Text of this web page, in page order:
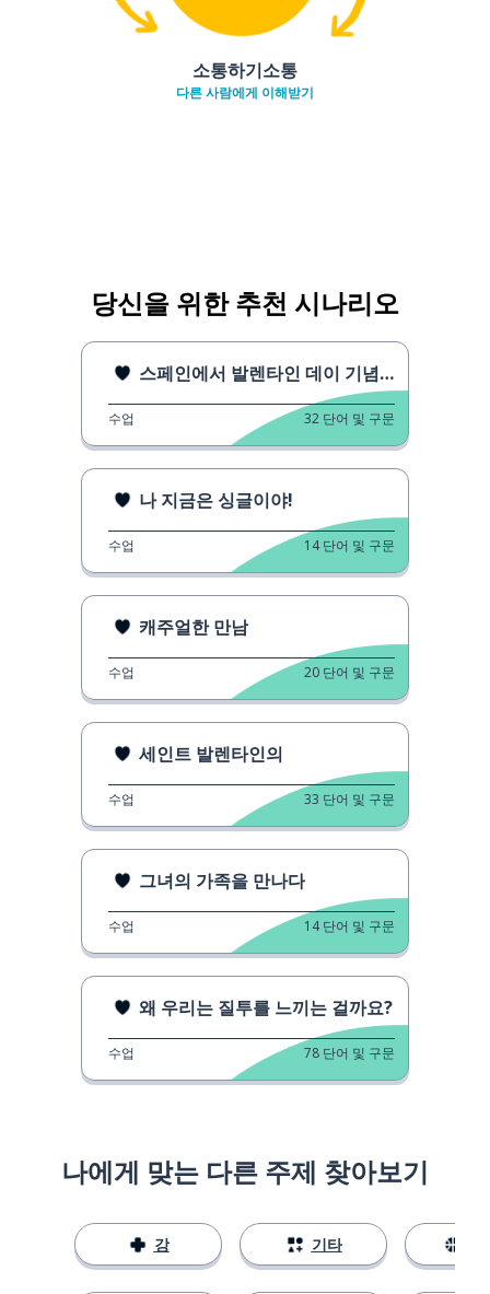
소통하기소통
다른 사람에게 이해받기
당신을 위한 추천 시나리오
스페인에서 발렌타인 데이 기념하는 방법
수업 32 단어 및 구문
나 지금은 싱글이야!
수업 14 단어 및 구문
캐주얼한 만남
수업 20 단어 및 구문
세인트 발렌타인의
수업 33 단어 및 구문
그녀의 가족을 만나다
수업 14 단어 및 구문
왜 우리는 질투를 느끼는 걸까요?
수업 78 단어 및 구문
나에게 맞는 다른 주제 찾아보기
강 기타